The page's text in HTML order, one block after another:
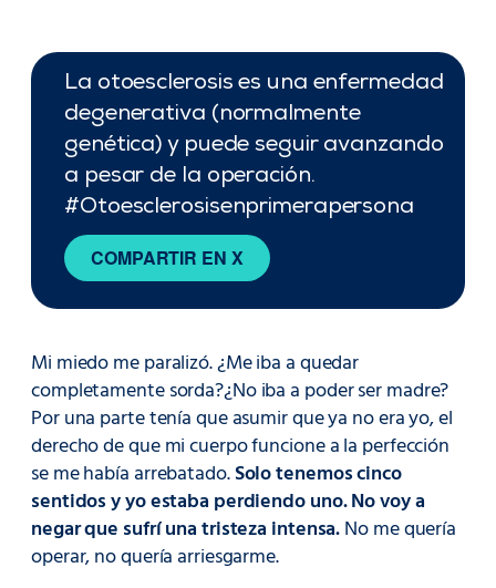
La otoesclerosis es una enfermedad
degenerativa (normalmente
genética) y puede seguir avanzando
a pesar de la operación.
#Otoesclerosisenprimerapersona
COMPARTIR EN X
Mi miedo me paralizó. ¿Me iba a quedar
completamente sorda?¿No iba a poder ser madre?
Por una parte tenía que asumir que ya no era yo, el
derecho de que mi cuerpo funcione a la perfección
se me había arrebatado.Solo tenemos cinco
sentidos y yo estaba perdiendo uno. No voy a
negar que sufrí una tristeza intensa.No me quería
operar, no quería arriesgarme.